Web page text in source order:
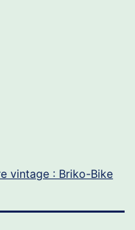
vintage : Briko-Bike